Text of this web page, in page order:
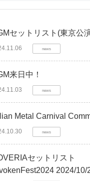
セットリスト(東京公
news
来日中！
news
Metal Carnival
news
セットリスト
2024/10/